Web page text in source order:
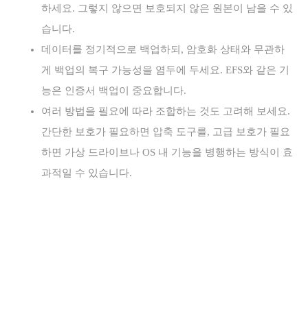
하세요. 그렇지 않으면 보호되지 않은 원본이 남을 수 있
습니다.
데이터를 정기적으로 백업하되, 암호화 상태와 무관하
게 백업의 복구 가능성을 염두에 두세요. EFS와 같은 기
능은 인증서 백업이 중요합니다.
여러 방법을 필요에 따라 조합하는 것도 고려해 보세요.
간단한 보호가 필요하면 압축 도구를, 고급 보호가 필요
하면 가상 드라이브나 OS 내 기능을 병행하는 방식이 효
과적일 수 있습니다.